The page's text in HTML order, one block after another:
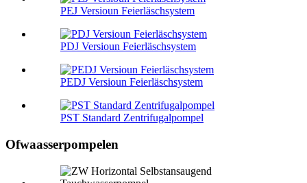
PEJ Versioun Feierläschsystem
PDJ Versioun Feierläschsystem
PEDJ Versioun Feierläschsystem
PST Standard Zentrifugalpompel
Ofwaasserpompelen